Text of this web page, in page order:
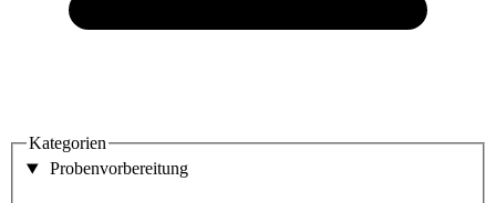
Kategorien
Probenvorbereitung